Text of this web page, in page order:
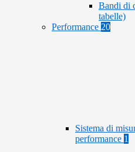
Bandi di
tabelle)
Performance 20
Sistema di
performance 1